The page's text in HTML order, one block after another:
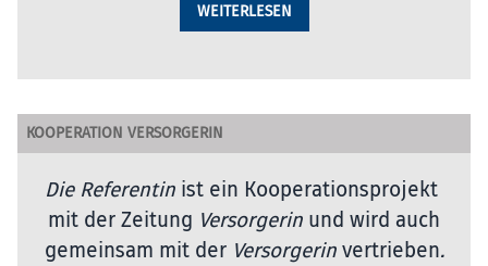
WEITERLESEN
KOOPERATION VERSORGERIN
Die Referentin ist ein Kooperationsprojekt
mit der Zeitung Versorgerin und wird auch
gemeinsam mit der Versorgerinvertrieben.